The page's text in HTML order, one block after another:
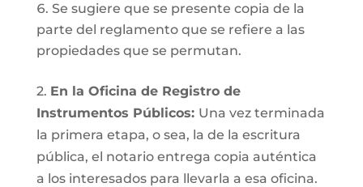
Se sugiere que se presente copia de la
parte del reglamento que se refiere a las
propiedades que se permutan.
2. En la Oficina de Registro de
Instrumentos Públicos: Una vez terminada
la primera etapa, o sea, la de la escritura
pública, el notario entrega copia auténtica
a los interesados para llevarla a esa oficina.